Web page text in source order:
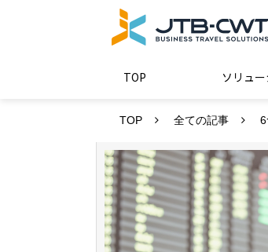
TOP ソリュ
TOP 全ての記事